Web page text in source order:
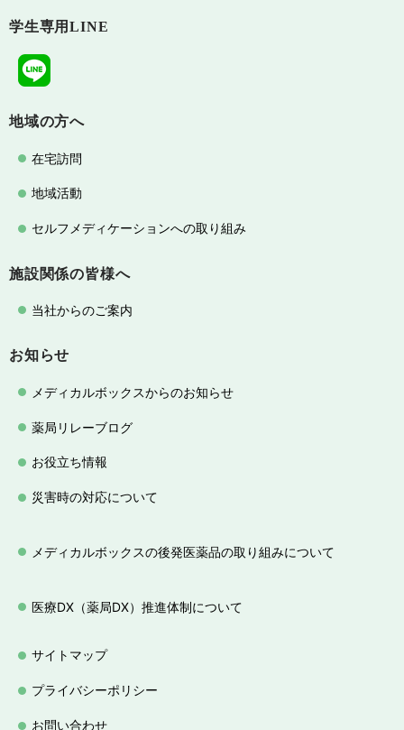
学生専用LINE
地域の方へ
在宅訪問
地域活動
セルフメディケーションへの取り組み
施設関係の皆様へ
当社からのご案内
お知らせ
メディカルボックスからのお知らせ
薬局リレーブログ
お役立ち情報
災害時の対応について
メディカルボックスの後発医薬品の取り組みについて
医療DX（薬局DX）推進体制について
サイトマップ
プライバシーポリシー
お問い合わせ